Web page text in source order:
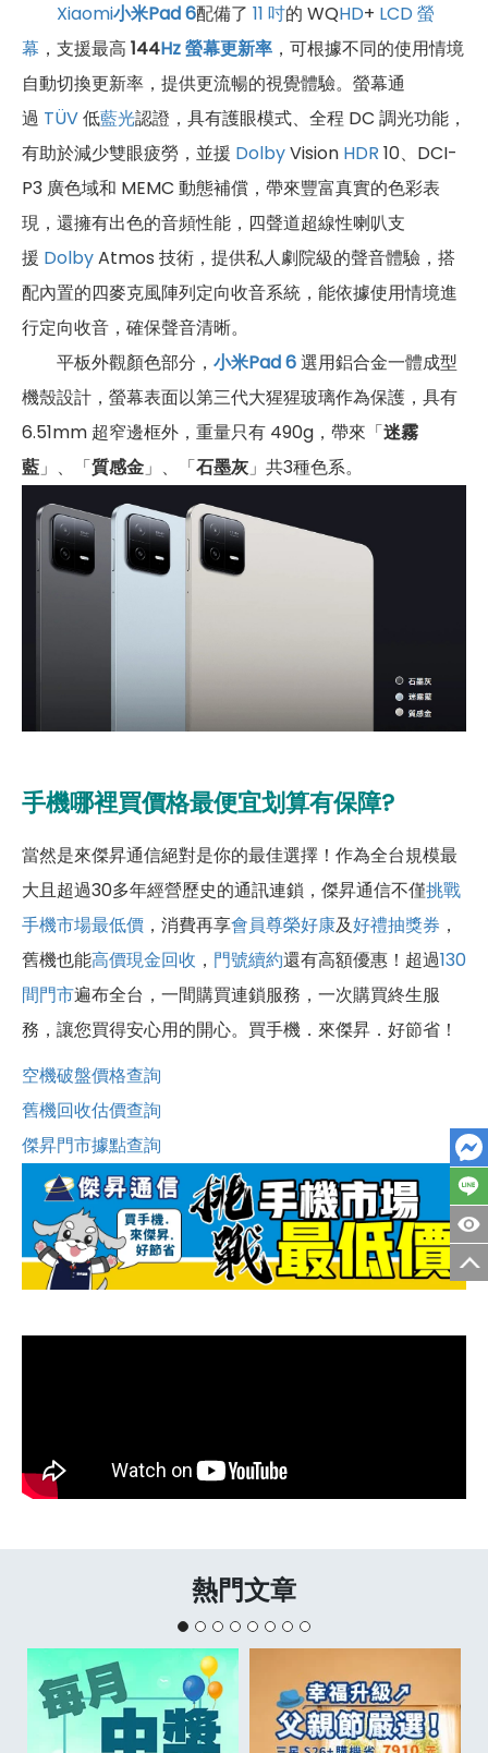
Xiaomi小米Pad 6配備了 11 吋的 WQHD+ LCD 螢
幕 ，支援最高 144Hz螢幕更新率 ，可根據不同的使用情境
自動切換更新率，提供更流暢的視覺體驗。螢幕通
過 TÜV低藍光認證，具有護眼模式、全程 DC 調光功能，
有助於減少雙眼疲勞，並援 DolbyVision HDR 10、DCI-
P3 廣色域和 MEMC 動態補償，帶來豐富真實的色彩表
現，還擁有出色的音頻性能，四聲道超線性喇叭支
援 DolbyAtmos 技術，提供私人劇院級的聲音體驗，搭
配內置的四麥克風陣列定向收音系統，能依據使用情境進
行定向收音，確保聲音清晰。
平板外觀顏色部分， 小米Pad 6選用鋁合金一體成型
機殼設計，螢幕表面以第三代大猩猩玻璃作為保護，具有
6.51mm 超窄邊框外，重量只有 490g，帶來「迷霧
藍 」、「質感金 」、「石墨灰」共3種色系。
手機哪裡買價格最便宜划算有保障?
當然是來傑昇通信絕對是你的最佳選擇！作為全台規模最
大且超過30多年經營歷史的通訊連鎖，傑昇通信不僅挑戰
手機市場最低價 ，消費再享會員尊榮好康及好禮抽獎券 ，
舊機也能高價現金回收 ， 門號續約還有高額優惠！超過130
間門市遍布全台，一間購買連鎖服務，一次購買終生服
務，讓您買得安心用的開心。買手機．來傑昇．好節省！
空機破盤價格查詢
舊機回收估價查詢
傑昇門市據點查詢
熱門文章